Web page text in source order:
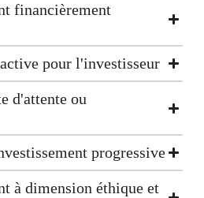
financièrement
pour l'investisseur
d'attente ou
progressive
à dimension éthique et